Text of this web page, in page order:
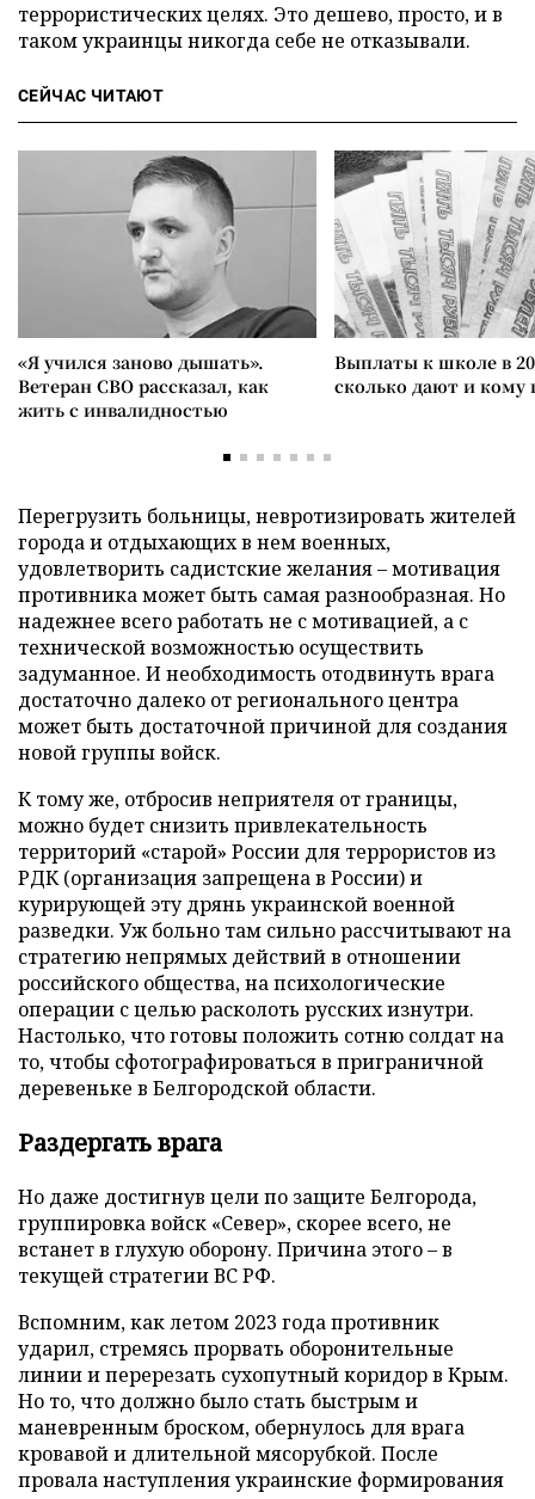
террористических целях. Это дешево, просто, и в
таком украинцы никогда себе не отказывали.
СЕЙЧАС ЧИТАЮТ
«Я учился заново дышать».
Ветеран СВО рассказал, как
жить с инвалидностью
Выплаты к школе в
сколько дают и
Перегрузить больницы, невротизировать жителей
города и отдыхающих в нем военных,
удовлетворить садистские желания – мотивация
противника может быть самая разнообразная. Но
надежнее всего работать не с мотивацией, а с
технической возможностью осуществить
задуманное. И необходимость отодвинуть врага
достаточно далеко от регионального центра
может быть достаточной причиной для создания
новой группы войск.
К тому же, отбросив неприятеля от границы,
можно будет снизить привлекательность
территорий «старой» России для террористов из
РДК (организация запрещена в России) и
курирующей эту дрянь украинской военной
разведки. Уж больно там сильно рассчитывают на
стратегию непрямых действий в отношении
российского общества, на психологические
операции с целью расколоть русских изнутри.
Настолько, что готовы положить сотню солдат на
то, чтобы сфотографироваться в приграничной
деревеньке в Белгородской области.
Раздергать врага
Но даже достигнув цели по защите Белгорода,
группировка войск «Север», скорее всего, не
встанет в глухую оборону. Причина этого – в
текущей стратегии ВС РФ.
Вспомним, как летом 2023 года противник
ударил, стремясь прорвать оборонительные
линии и перерезать сухопутный коридор в Крым.
Но то, что должно было стать быстрым и
маневренным броском, обернулось для врага
кровавой и длительной мясорубкой. После
провала наступления украинские формирования